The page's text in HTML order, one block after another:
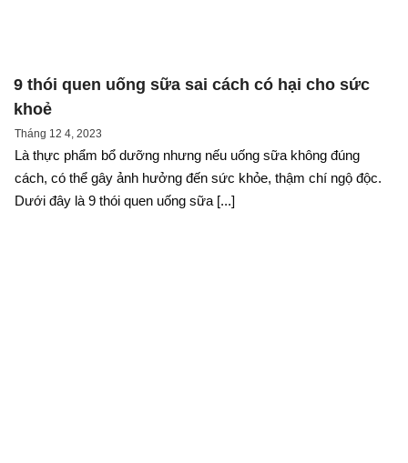
9 thói quen uống sữa sai cách có hại cho sức
khoẻ
Tháng 12 4, 2023
Là thực phẩm bổ dưỡng nhưng nếu uống sữa không đúng
cách, có thể gây ảnh hưởng đến sức khỏe, thậm chí ngộ độc.
Dưới đây là 9 thói quen uống sữa [...]